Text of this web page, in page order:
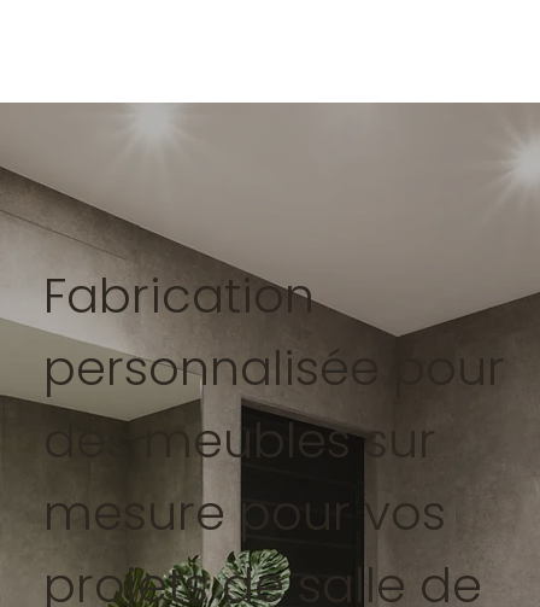
Fabrication
personnalisée pour
des meubles sur
mesure pour vos
projets de salle de